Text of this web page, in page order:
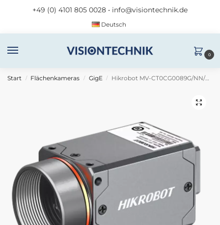
+49 (0) 4101 805 0028 • info@visiontechnik.de
Deutsch
0
Start / Flächenkameras / GigE / Hikrobot MV-CT0CG0089G/NN/NN